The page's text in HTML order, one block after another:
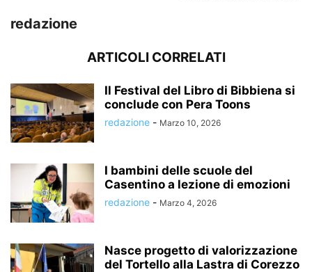
redazione
ARTICOLI CORRELATI
Il Festival del Libro di Bibbiena si
conclude con Pera Toons
redazione - Marzo 10, 2026
I bambini delle scuole del
Casentino a lezione di emozioni
redazione - Marzo 4, 2026
Nasce progetto di valorizzazione
del Tortello alla Lastra di Corezzo